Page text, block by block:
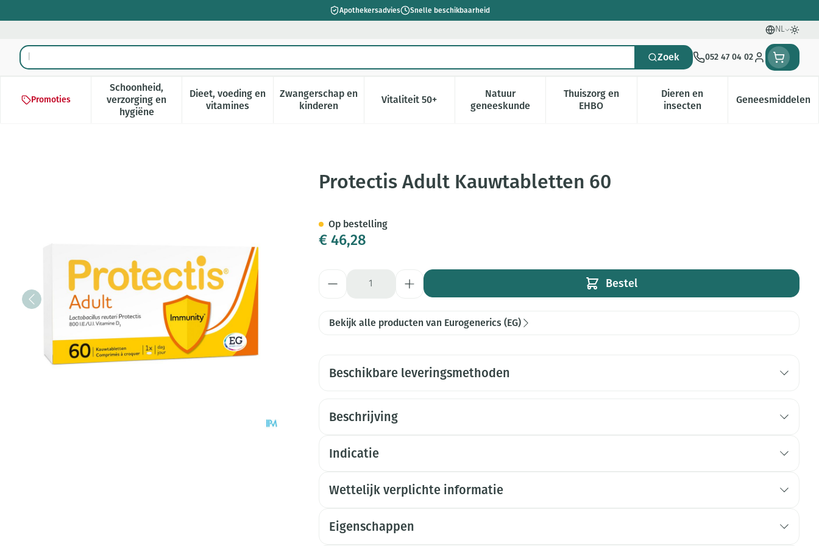
Apothekersadvies Snelle beschikbaarheid
NL
Talen
Product, merk, categorie... Zoek 052 47 04 02
Klant menu
Promoties
Schoonheid,
verzorging en
hygiëne
Toon submenu voor Schoonheid, verzorging en hygiëne categorie
Dieet, voeding en
vitaminesToon submenu voor Dieet, voeding en vitamines categorie
Zwangerschap en
kinderenToon submenu voor Zwangerschap en kinderen categorie
Vitaliteit 50+Toon submenu voor Vitaliteit 50+ categorie
Natuur
geneeskundeToon submenu voor Natuur geneeskunde categorie
Thuiszorg en
EHBOToon submenu voor Thuiszorg en EHBO categorie
Dieren en
insectenToon submenu voor Dieren en
Geneesmiddelen
Toon
Protectis Adult Kauwtabletten 60
€ 46,28
Bestel
Op bestelling
Bekijk alle producten van Eurogenerics (EG)
Beschikbare leveringsmethoden
Beschrijving
Indicatie
Wettelijk verplichte informatie
Eigenschappen